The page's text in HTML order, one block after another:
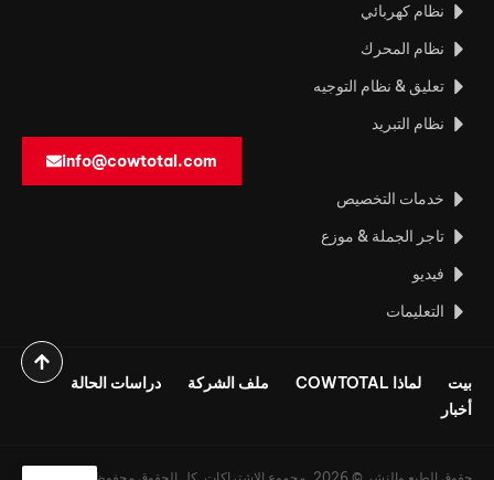
نظام كهربائي
نظام المحرك
تعليق & نظام التوجيه
نظام التبريد
info@cowtotal.com
خدمات التخصيص
تاجر الجملة & موزع
فيديو
التعليمات
بيت لماذا COWTOTAL ملف الشركة
دراسات الحالة
أخبار